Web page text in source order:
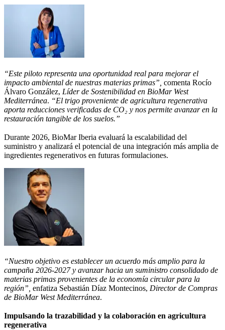
“Este piloto representa una oportunidad real para mejorar el
impacto ambiental de nuestras materias primas”, comenta Rocío
Álvaro González, Líder de Sostenibilidad en BioMar West
Mediterránea. “El trigo proveniente de agricultura regenerativa
aporta reducciones verificadas de CO₂ y nos permite avanzar en la
restauración tangible de los suelos.”
Durante 2026, BioMar Iberia evaluará la escalabilidad del
suministro y analizará el potencial de una integración más amplia de
ingredientes regenerativos en futuras formulaciones.
“Nuestro objetivo es establecer un acuerdo más amplio para la
campaña 2026-2027 y avanzar hacia un suministro consolidado de
materias primas provenientes de la economía circular para la
región”, enfatiza Sebastián Díaz Montecinos, Director de Compras
de BioMar West Mediterránea.
Impulsando la trazabilidad y la colaboración en agricultura
regenerativa